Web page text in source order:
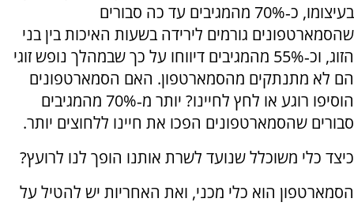
בעיצומו, כ‑70% מהמגיבים עד כה סבורים
שהסמארטפונים גורמים לירידה בשעות האיכות בין בני
הזוג, וכ‑55% מהמגיבים דיווחו על כך שבמהלך נופש זוגי
הם לא מתנתקים מהסמארטפון. האם הסמארטפונים
הוסיפו רוגע או לחץ לחיינו? יותר מ‑70% מהמגיבים
סבורים שהסמארטפונים הפכו את חיינו ללחוצים יותר.
כיצד כלי משוכלל שנועד לשרת אותנו הופך לנו לרועץ?
הסמארטפון הוא כלי מכני, ואת האחריות יש להטיל על